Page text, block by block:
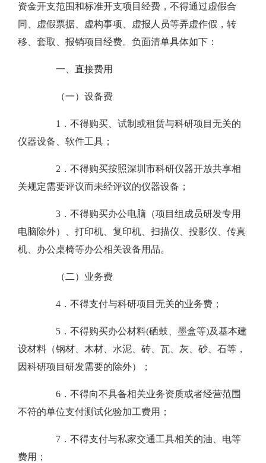
资金开支范围和标准开支项目经费，不得通过虚假合
同、虚假票据、虚构事项、虚报人员等弄虚作假，转
移、套取、报销项目经费。负面清单具体如下：
一、直接费用
（一）设备费
1．不得购买、试制或租赁与科研项目无关的
仪器设备、软件工具；
2．不得购买按照深圳市科研仪器开放共享相
关规定需要评议而未经评议的仪器设备；
3．不得购买办公电脑（项目组成员研发专用
电脑除外）、打印机、复印机、扫描仪、投影仪、传真
机、办公桌椅等办公相关设备用品。
（二）业务费
4．不得支付与科研项目无关的业务费；
5．不得购买办公材料(硒鼓、墨盒等)及基本建
设材料（钢材、木材、水泥、砖、瓦、灰、砂、石等，
因科研项目研发需要的除外）；
6．不得向不具备相关业务资质或者经营范围
不符的单位支付测试化验加工费用；
7．不得支付与私家交通工具相关的油、电等
费用；